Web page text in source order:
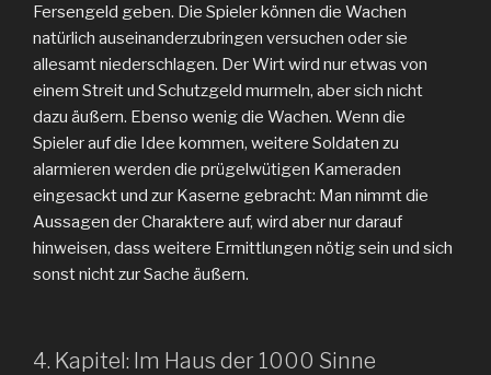
Fersengeld geben. Die Spieler können die Wachen
natürlich auseinanderzubringen versuchen oder sie
allesamt niederschlagen. Der Wirt wird nur etwas von
einem Streit und Schutzgeld murmeln, aber sich nicht
dazu äußern. Ebenso wenig die Wachen. Wenn die
Spieler auf die Idee kommen, weitere Soldaten zu
alarmieren werden die prügelwütigen Kameraden
eingesackt und zur Kaserne gebracht: Man nimmt die
Aussagen der Charaktere auf, wird aber nur darauf
hinweisen, dass weitere Ermittlungen nötig sein und sich
sonst nicht zur Sache äußern.
4. Kapitel: Im Haus der 1000 Sinne